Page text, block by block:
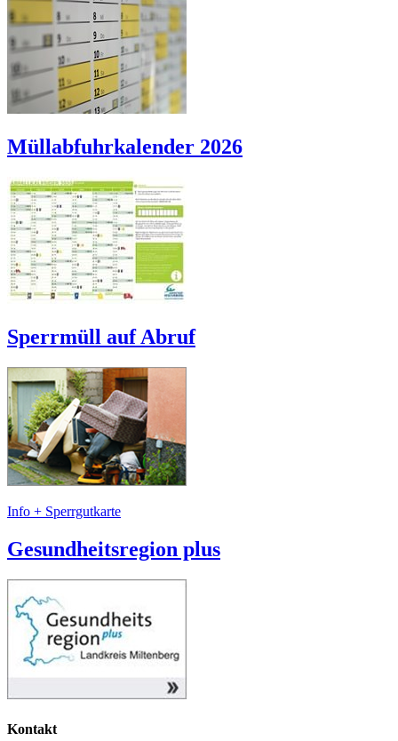
Müllabfuhrkalender 2026
Sperrmüll auf Abruf
Info + Sperrgutkarte
Gesundheitsregion plus
Kontakt